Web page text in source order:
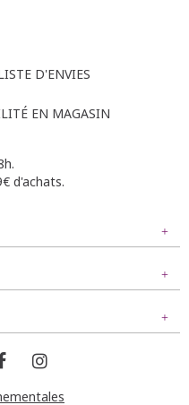
D'ENVIES
EN MAGASIN
d'achats.
dorés. Coupe
de boutons en forme de
Longueur : 70cm.
1m75 et porte un t-shirt